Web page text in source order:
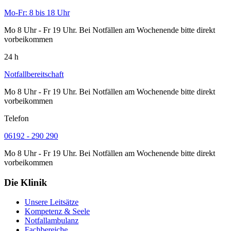
Mo-Fr: 8 bis 18 Uhr
Mo 8 Uhr - Fr 19 Uhr. Bei Notfällen am Wochenende bitte direkt
vorbeikommen
24 h
Notfallbereitschaft
Mo 8 Uhr - Fr 19 Uhr. Bei Notfällen am Wochenende bitte direkt
vorbeikommen
Telefon
06192 - 290 290
Mo 8 Uhr - Fr 19 Uhr. Bei Notfällen am Wochenende bitte direkt
vorbeikommen
Die Klinik
Unsere Leitsätze
Kompetenz & Seele
Notfallambulanz